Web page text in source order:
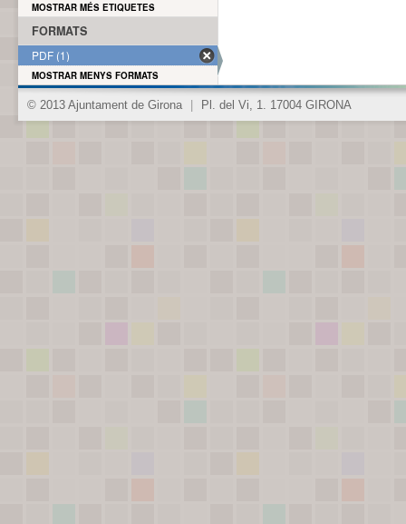
MOSTRAR MÉS ETIQUETES
FORMATS
PDF (1)
MOSTRAR MENYS FORMATS
© 2013 Ajuntament de Girona Pl. del Vi, 1. 17004 GIRONA